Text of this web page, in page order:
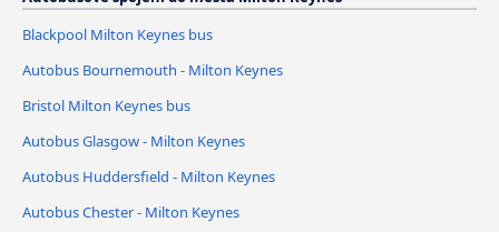
Blackpool Milton Keynes bus
Autobus Bournemouth - Milton Keynes
Bristol Milton Keynes bus
Autobus Glasgow - Milton Keynes
Autobus Huddersfield - Milton Keynes
Autobus Chester - Milton Keynes